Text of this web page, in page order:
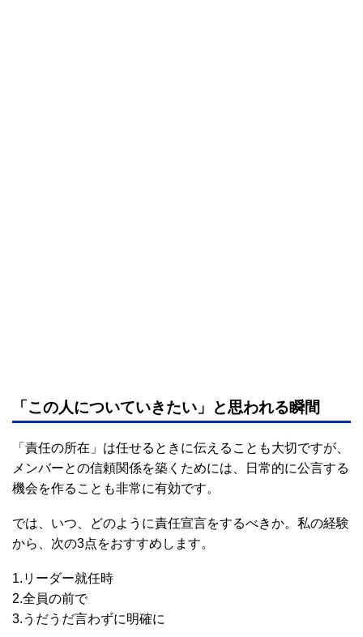
「この人についていきたい」と思われる瞬間
「責任の所在」は任せるときに伝えることも大切ですが、
メンバーとの信頼関係を築くためには、日常的に公言する
機会を作ることも非常に有効です。
では、いつ、どのように責任宣言をするべきか。私の経験
から、次の3点をおすすめします。
1.リーダー就任時
2.全員の前で
3.うだうだ言わずに明確に